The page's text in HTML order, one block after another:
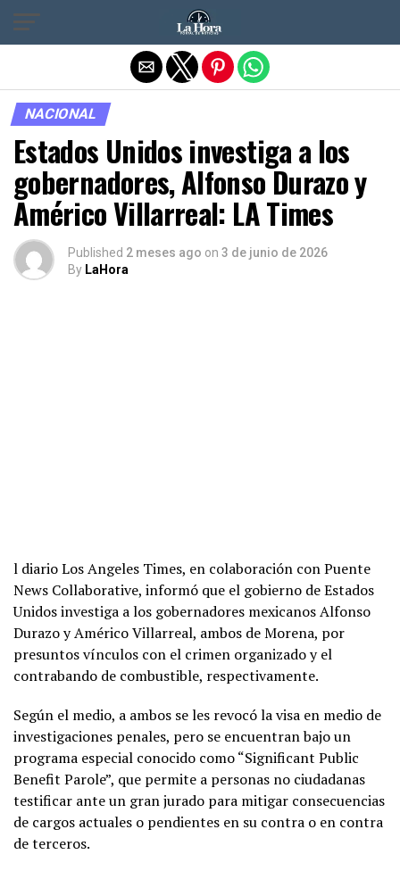
NACIONAL
Estados Unidos investiga a los
gobernadores, Alfonso Durazo y
Américo Villarreal: LA Times
Published 2 meses ago on 3 de junio de 2026
By LaHora
l diario Los Angeles Times, en colaboración con Puente
News Collaborative, informó que el gobierno de Estados
Unidos investiga a los gobernadores mexicanos Alfonso
Durazo y Américo Villarreal, ambos de Morena, por
presuntos vínculos con el crimen organizado y el
contrabando de combustible, respectivamente.
Según el medio, a ambos se les revocó la visa en medio de
investigaciones penales, pero se encuentran bajo un
programa especial conocido como “Significant Public
Benefit Parole”, que permite a personas no ciudadanas
testificar ante un gran jurado para mitigar consecuencias
de cargos actuales o pendientes en su contra o en contra
de terceros.
Salir de la versión móvil